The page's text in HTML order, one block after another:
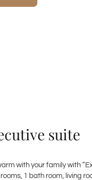
suite
with your family with
1 bath room, living